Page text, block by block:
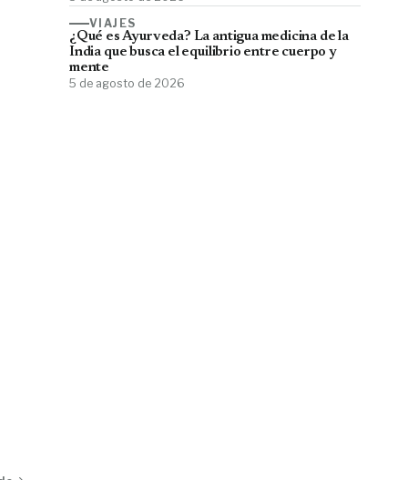
VIAJES
¿Qué es Ayurveda? La antigua medicina de la
India que busca el equilibrio entre cuerpo y
mente
5 de agosto de 2026